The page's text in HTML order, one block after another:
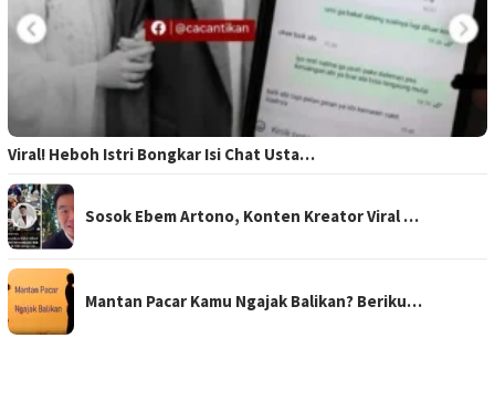
Viral! Heboh Istri Bongkar Isi Chat Usta…
Sosok Ebem Artono, Konten Kreator Viral …
Mantan Pacar Kamu Ngajak Balikan? Beriku…